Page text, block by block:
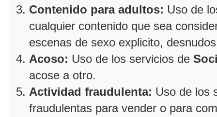
Contenido para adultos: Uso de
cualquier contenido que sea
escenas de sexo explicito,
Acoso: Uso de los servicios de
acose a otro.
Actividad fraudulenta: Uso de los
fraudulentas para vender o para